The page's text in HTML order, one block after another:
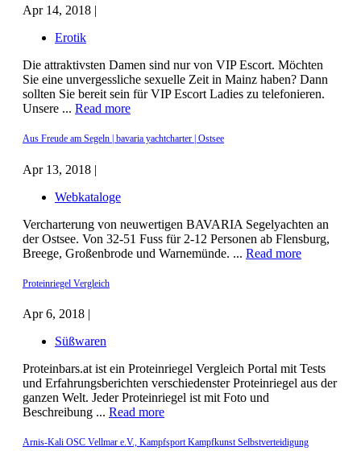
Apr 14, 2018 |
Erotik
Die attraktivsten Damen sind nur von VIP Escort. Möchten
Sie eine unvergessliche sexuelle Zeit in Mainz haben? Dann
sollten Sie bereit sein für VIP Escort Ladies zu telefonieren.
Unsere ... Read more
Aus Freude am Segeln | bavaria yachtcharter | Ostsee
Apr 13, 2018 |
Webkataloge
Vercharterung von neuwertigen BAVARIA Segelyachten an
der Ostsee. Von 32-51 Fuss für 2-12 Personen ab Flensburg,
Breege, Großenbrode und Warnemünde. ... Read more
Proteinriegel Vergleich
Apr 6, 2018 |
Süßwaren
Proteinbars.at ist ein Proteinriegel Vergleich Portal mit Tests
und Erfahrungsberichten verschiedenster Proteinriegel aus der
ganzen Welt. Jeder Proteinriegel ist mit Foto und
Beschreibung ... Read more
Arnis-Kali OSC Vellmar e.V., Kampfsport Kampfkunst Selbstverteidigung